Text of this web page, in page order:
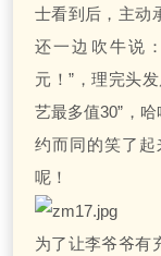
士看到后，主动
还一边吹牛说
元！”，理完头
艺最多值30”，
约而同的笑了
呢！
为了让李爷爷有